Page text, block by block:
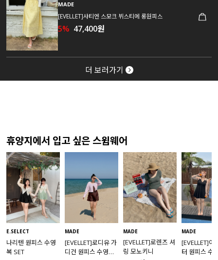
MADE
[EVELLET]샤티엔 스모크 뷔스티에 롱원피스
5% 47,400원
더 보러가기
휴양지에서 입고 싶은 스윔웨어
E.SELECT
나리텐 원피스 수영
복 SET
MADE
[EVELLET]로디유 가
디건 원피스 수영복
MADE
[EVELLET]로렌즈 셔
링 모노키니
MADE
[EVELLET]아
터 원피스 수